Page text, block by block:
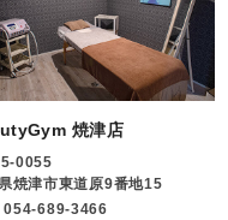
焼津店
0055
焼津市東道原9番地15
054-689-3466